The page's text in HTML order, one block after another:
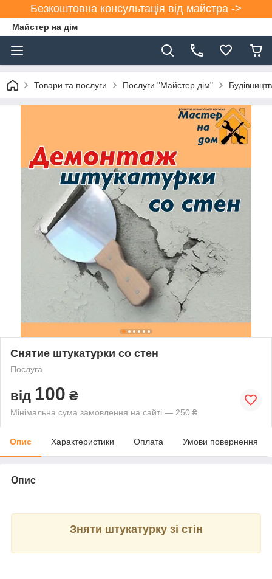
Безкоштовна консультація від майстра ->
Майстер на дім
Товари та послуги Послуги "Майстер дім"
Снятие штукатурки со стен
Послуга
від 100 ₴
Мінімальна сума замовлення на сайті — 250 ₴
Опис Характеристики Оплата Умови повернення
Опис
Зняти штукатурку зі стін